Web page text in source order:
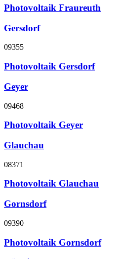
Photovoltaik Fraureuth
Gersdorf
09355
Photovoltaik Gersdorf
Geyer
09468
Photovoltaik Geyer
Glauchau
08371
Photovoltaik Glauchau
Gornsdorf
09390
Photovoltaik Gornsdorf